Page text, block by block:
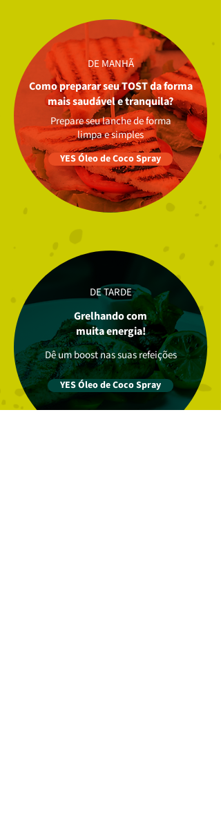
DE MANHÃ
Como preparar seu TOST da forma
mais saudável e tranquila?
Prepare seu lanche de forma
limpa e simples
YES Óleo de Coco Spray
Dê um boost nas suas refeições
Grelhando com
muita energia!
DE TARDE
YES Óleo de Coco Spray